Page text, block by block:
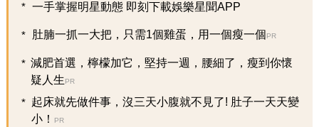
一手掌握明星動態 即刻下載娛樂星聞APP
肚腩一抓一大把，只需1個雞蛋，用一個瘦一個PR
減肥首選，檸檬加它，堅持一週，腰細了，瘦到你懷
疑人生PR
起床就先做件事，沒三天小腹就不見了! 肚子一天天變
小！
PR